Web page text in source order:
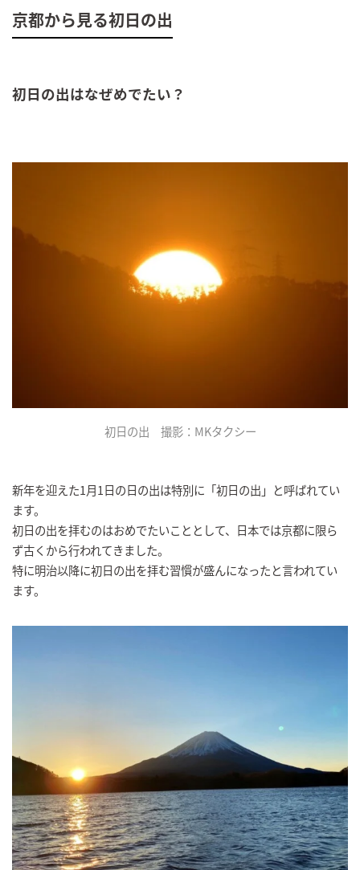
京都から見る初日の出
初日の出はなぜめでたい？
初日の出 撮影：MKタクシー
新年を迎えた1月1日の日の出は特別に「初日の出」と呼ばれてい
ます。
初日の出を拝むのはおめでたいこととして、日本では京都に限ら
ず古くから行われてきました。
特に明治以降に初日の出を拝む習慣が盛んになったと言われてい
ます。